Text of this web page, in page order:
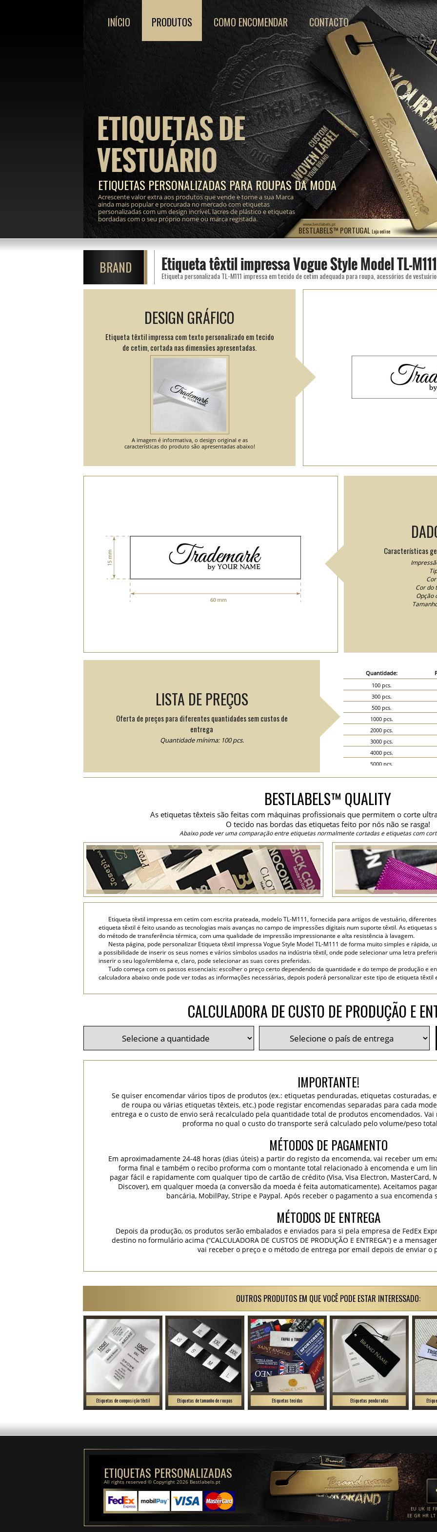
BESTLABELS™ PORTUGAL Loja online
www.bestlabels.pt
ETIQUETAS DE
VESTUÁRIO
ETIQUETAS PERSONALIZADAS PARA ROUPAS DA MODA
Acrescente valor extra aos produtos que vende e torne a sua Marca
ainda mais popular e procurada no mercado com etiquetas
personalizadas com um design incrível, lacres de plástico e etiquetas
bordadas com o seu próprio nome ou marca registada.
INÍCIO PRODUTOS COMO ENCOMENDAR CONTACTO
BRAND Etiqueta têxtil impressa Vogue Style Model TL-M111
DESIGN GRÁFICO
Etiqueta têxtil impressa com texto personalizado em tecido
de cetim, cortada nas dimensões apresentadas.
A imagem é informativa, o design original e as
características do produto são apresentadas abaixo!
Características
Cor do
Opção
LISTA DE PREÇOS
Oferta de preços para diferentes quantidades sem custos de
entrega
Quantidade mínima: 100 pcs.
Quantidade:
100 pcs.
300 pcs.
500 pcs.
1000 pcs.
2000 pcs.
3000 pcs.
4000 pcs.
5000 pcs.
8000 pcs.
10000 pcs.
15000 pcs.
20000 pcs.
BESTLABELS™ QUALITY
As etiquetas têxteis são feitas com máquinas profissionais que permitem o corte
O tecido nas bordas das etiquetas feito por nós não se rasga!
Abaixo pode ver uma comparação entre etiquetas normalmente cortadas e etiquetas com
Etiqueta têxtil impressa em cetim com escrita prateada, modelo TL-M111, fornecida para artigos de vestuário,
etiqueta têxtil é feito usando as tecnologias mais avanças no campo de impressões digitais num suporte têxtil. As etiquetas
do método de transferência térmica, com uma qualidade de impressão impressionante e alta resistência à lavagem.
Nesta página, pode personalizar Etiqueta têxtil impressa Vogue Style Model TL-M111 de forma muito simples e rápida,
a possibilidade de inserir os seus nomes e vários símbolos usados na indústria têxtil, onde pode selecionar uma letra
inserir o seu logo/emblema e, claro, pode selecionar as suas cores preferidas.
Tudo começa com os passos essenciais: escolher o preço certo dependendo da quantidade e do tempo de produção e
calculadora abaixo onde pode ver todas as informações necessárias, depois poderá personalizar este tipo de etiqueta têxtil
CALCULADORA DE CUSTO DE PRODUÇÃO E
IMPORTANTE!
Se quiser encomendar vários tipos de produtos (ex.: etiquetas penduradas, etiquetas costuradas,
de roupa ou várias etiquetas têxteis, etc.) pode registar encomendas separadas para cada
entrega e o custo de envio será recalculado pela quantidade total de produtos encomendados.
proforma no qual o custo do transporte será calculado pelo volume/peso
MÉTODOS DE PAGAMENTO
Em aproximadamente 24-48 horas (dias úteis) a partir do registo da encomenda, vai receber um
forma final e também o recibo proforma com o montante total relacionado à encomenda e um
pagar fácil e rapidamente com qualquer tipo de cartão de crédito (Visa, Visa Electron, MasterCard,
Discover), em qualquer moeda (a conversão da moeda é feita automaticamente). Aceitamos
bancária, MobilPay, Stripe e Paypal. Após receber o pagamento a sua encomenda
MÉTODOS DE ENTREGA
Depois da produção, os produtos serão embalados e enviados para si pela empresa de FedEx
destino no formulário acima (“CALCULADORA DE CUSTOS DE PRODUÇÃO E ENTREGA”) e a
vai receber o preço e o método de entrega por email depois de enviar o
OUTROS PRODUTOS EM QUE VOCÊ PODE ESTAR INTERESSADO:
Etiquetas de composição têxtil Etiquetas de tamanho de roupas Etiquetas tecidas Etiquetas penduradas
ETIQUETAS PERSONALIZADAS
All rights reserved © Copyright 2026 Bestlabels.pt
EU UK IE
EE GR HR LT